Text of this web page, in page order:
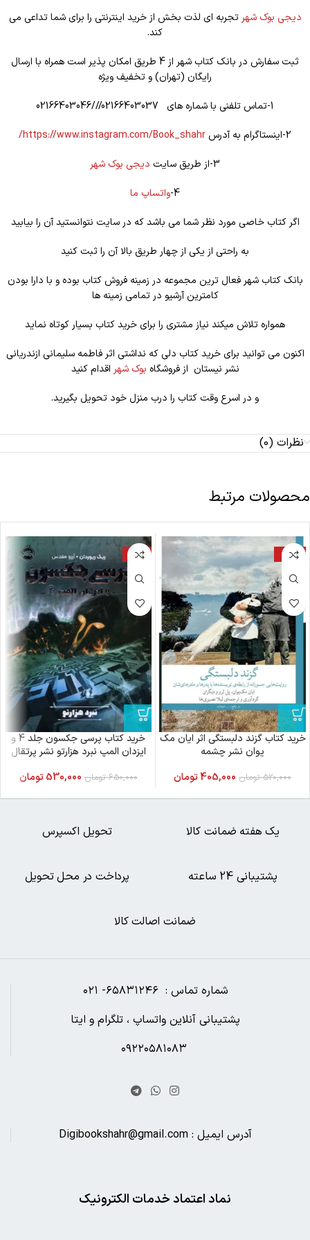
دیجی بوک شهر تجربه ای لذت بخش از خرید اینترنتی را برای شما تداعی می
کند.
ثبت سفارش در بانک کتاب شهر از 4 طریق امکان پذیر است همراه با ارسال
رایگان (تهران) و تخفیف ویژه
1-تماس تلفنی با شماره های 02166403037///02166403046
2-اینستاگرام به آدرس
https://www.instagram.com/Book_shahr/
3-از طریق سایت
دیجی بوک شهر
4- واتساپ ما
اگر کتاب خاصی مورد نظر شما می باشد که در سایت نتوانستید آن را بیابید
به راحتی از یکی از چهار طریق بالا آن را ثبت کنید
بانک کتاب شهر فعال ترین مجموعه در زمینه فروش کتاب بوده و با دارا بودن
کامترین آرشیو در تمامی زمینه ها
همواره تلاش میکند نیاز مشتری را برای خرید کتاب بسیار کوتاه نماید
اکنون می توانید برای خرید کتاب دلی که نداشتی اثر فاطمه سلیمانی ازندریانی
نشر نیستان از فروشگاه بوک شهر اقدام کنید
و در اسرع وقت کتاب را درب منزل خود تحویل بگیرید.
نظرات (0)
محصولات مرتبط
-22%
خرید کتاب گزند دلبستگی اثر ایان مک
یوان نشر چشمه
520,000 تومان 405,000تومان
-18%
خرید کتاب پرسی جکسون جلد 4 و
ایزدان المپ نبرد هزارتو نشر پرتقال
650,000 تومان 530,000 تومان
ضمانت اصالت کالا
پرداخت در محل تحویل پشتیبانی 24 ساعته
تحویل اکسپرس یک هفته ضمانت کالا
شماره تماس : ۶۵۸۳۱۲۴۶- ۰۲۱
پشتیبانی آنلاین واتساپ ، تلگرام و ایتا
آدرس ایمیل : Digibookshahr@gmail.com
نماد اعتماد خدمات الکترونیک